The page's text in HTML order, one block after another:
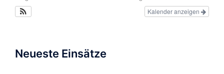
Kalender anzeigen
Neueste Einsätze